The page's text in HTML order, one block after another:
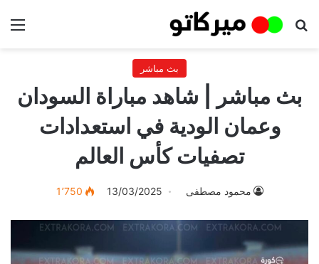
بحث عن
بث مباشر
بث مباشر | شاهد مباراة السودان
وعمان الودية في استعدادات
تصفيات كأس العالم
محمود مصطفى 13/03/2025 1٬750